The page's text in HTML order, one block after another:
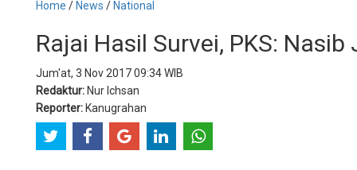
Home / News / National
Rajai Hasil Survei, PKS:
Jum'at, 3 Nov 2017 09:34 WIB
Redaktur: Nur Ichsan
Reporter: Kanugrahan